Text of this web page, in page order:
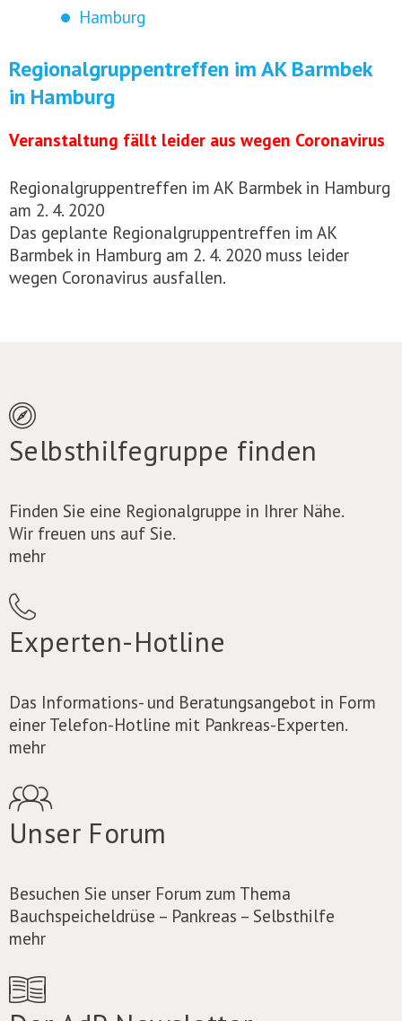
Hamburg
Regionalgruppentreffen im AK Barmbek
in Hamburg
Veranstaltung fällt leider aus wegen Coronavirus
Regionalgruppentreffen im AK Barmbek in Hamburg
am 2. 4. 2020
Das geplante Regionalgruppentreffen im AK
Barmbek in Hamburg am 2. 4. 2020 muss leider
wegen Coronavirus ausfallen.
Selbsthilfegruppe finden
Finden Sie eine Regionalgruppe in Ihrer Nähe.
Wir freuen uns auf Sie.
mehr
Experten-Hotline
Das Informations- und Beratungsangebot in Form
einer Telefon-Hotline mit Pankreas-Experten.
mehr
Unser Forum
Besuchen Sie unser Forum zum Thema
Bauchspeicheldrüse – Pankreas – Selbsthilfe
mehr